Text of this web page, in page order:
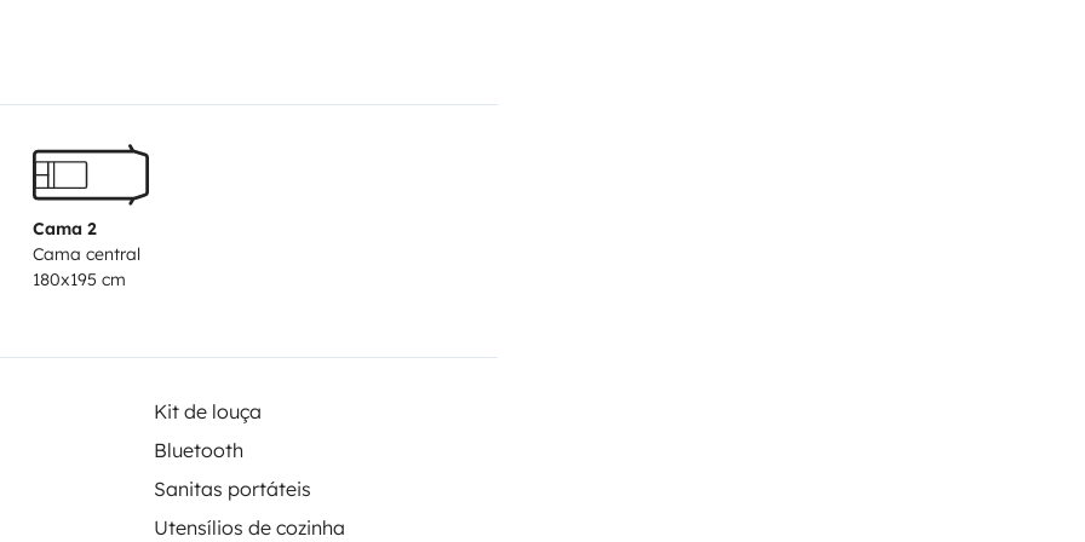
pequena.
qualquer custo adicional!
Cama 2
Cama central
180x195 cm
Kit de louça
Bluetooth
Sanitas portáteis
Utensílios de cozinha